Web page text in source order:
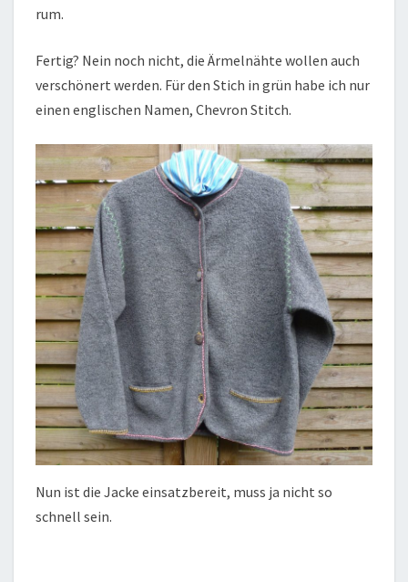
rum.
Fertig? Nein noch nicht, die Ärmelnähte wollen auch
verschönert werden. Für den Stich in grün habe ich nur
einen englischen Namen, Chevron Stitch.
Nun ist die Jacke einsatzbereit, muss ja nicht so
schnell sein.